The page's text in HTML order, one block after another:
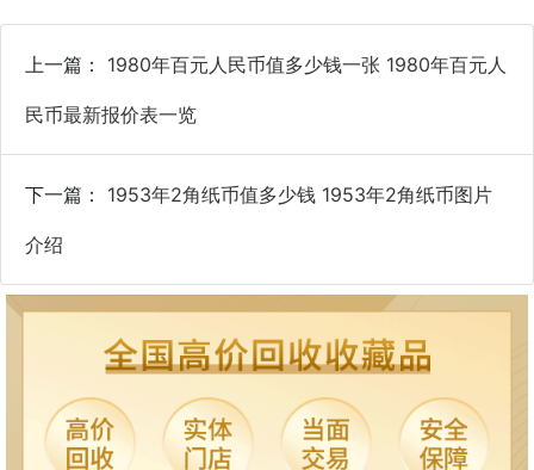
上一篇： 1980年百元人民币值多少钱一张 1980年百元人
民币最新报价表一览
下一篇： 1953年2角纸币值多少钱 1953年2角纸币图片
介绍